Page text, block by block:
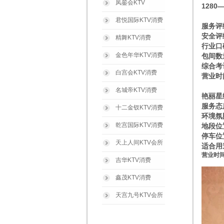
凤銮会KTV
君悦国际KTV消费
精舞KTV消费
金色年华KTV消费
白宫会KTV消费
名城帝KTV消费
十二金钗KTV消费
乾宫国际KTV消费
天上人间KTV会所
吉华KTV消费
鑫茂KTV消费
天宫九号KTV会所
服务
安全
行业
包间
综合
营业
艳丽
服务
环境
地段
停车
适合
营业时